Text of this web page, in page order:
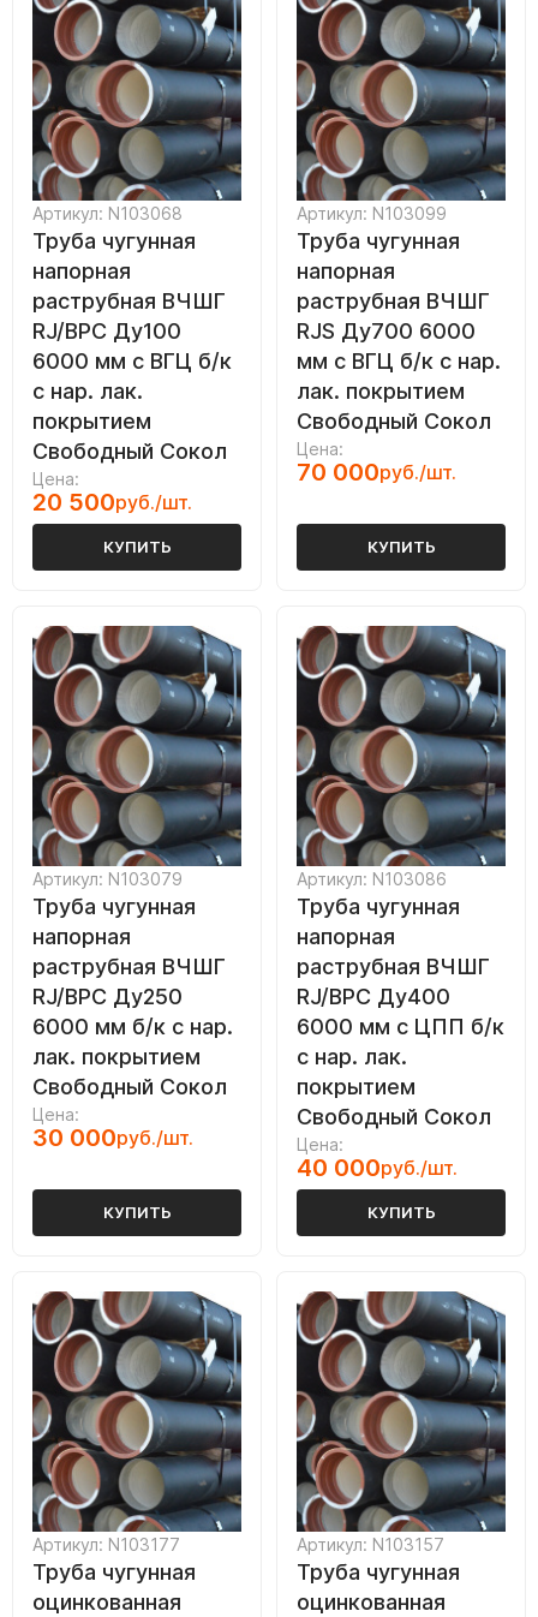
Артикул: N103068
Труба чугунная
напорная
раструбная ВЧШГ
RJ/ВРС Ду100
6000 мм с ВГЦ б/к
с нар. лак.
покрытием
Свободный Сокол
Цена:
20 500руб./шт.
КУПИТЬ
Артикул: N103099
Труба чугунная
напорная
раструбная ВЧШГ
RJS Ду700 6000
мм с ВГЦ б/к с нар.
лак. покрытием
Свободный Сокол
Цена:
70 000руб./шт.
КУПИТЬ
Артикул: N103079
Труба чугунная
напорная
раструбная ВЧШГ
RJ/ВРС Ду250
6000 мм б/к с нар.
лак. покрытием
Свободный Сокол
Цена:
30 000руб./шт.
КУПИТЬ
Артикул: N103086
Труба чугунная
напорная
раструбная ВЧШГ
RJ/ВРС Ду400
6000 мм с ЦПП б/к
с нар. лак.
покрытием
Свободный Сокол
Цена:
40 000руб./шт.
КУПИТЬ
Артикул: N103177
Труба чугунная
оцинкованная
Артикул: N103157
Труба чугунная
оцинкованная